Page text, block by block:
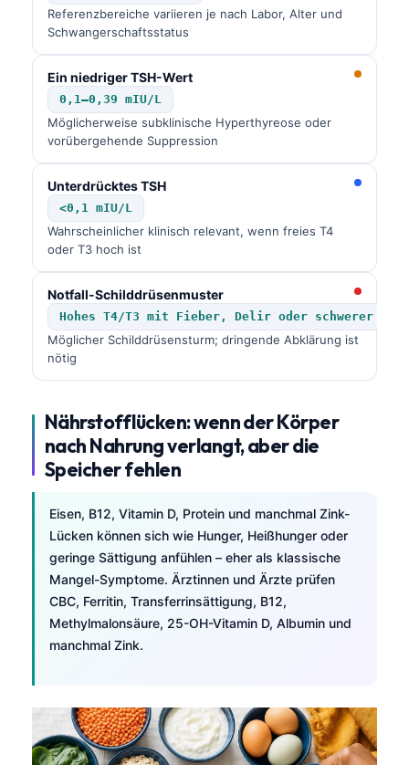
Referenzbereiche variieren je nach Labor, Alter und
Schwangerschaftsstatus
Ein niedriger TSH-Wert
0,1–0,39 mIU/L
Möglicherweise subklinische Hyperthyreose oder
vorübergehende Suppression
Unterdrücktes TSH
<0,1 mIU/L
Wahrscheinlicher klinisch relevant, wenn freies T4
oder T3 hoch ist
Notfall-Schilddrüsenmuster
Hohes T4/T3 mit Fieber, Delir oder schwerer
Möglicher Schilddrüsensturm; dringende Abklärung ist
nötig
Nährstofflücken: wenn der Körper
nach Nahrung verlangt, aber die
Speicher fehlen
Eisen, B12, Vitamin D, Protein und manchmal Zink-
Lücken können sich wie Hunger, Heißhunger oder
geringe Sättigung anfühlen – eher als klassische
Mangel-Symptome. Ärztinnen und Ärzte prüfen
CBC, Ferritin, Transferrinsättigung, B12,
Methylmalonsäure, 25-OH-Vitamin D, Albumin und
manchmal Zink.
తెలుగు
தமிழ்
ಕನ್ನಡ
മലയാളം
Bahasa Melayu
Tiếng Việt
Tagalog
ဗမာစာ
ភាសាខ្មែរ
Kiswahili
አማርኛ
Українська
O‘zbekcha
Català
Suomi
Hrvatski
پښتو
سنڌي
සිංහල
অসমীয়া